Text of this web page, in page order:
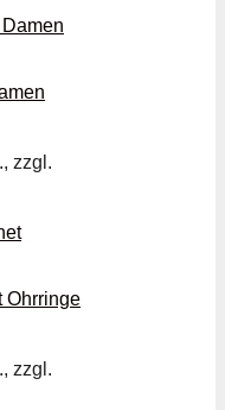
zzgl.
Ohrringe
zzgl.